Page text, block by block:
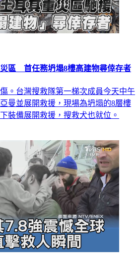
區 首任務坍塌8樓高建物尋倖存者
。台灣搜救隊第一梯次成員今天中午
曼並展開救援，現場為坍塌的8層樓
裝備展開救援，搜救犬也就位。